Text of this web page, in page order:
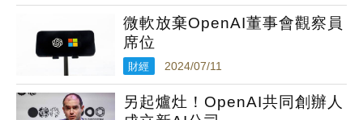
微軟放棄OpenAI董事會觀察員
席位
財經 2024/07/11
另起爐灶！OpenAI共同創辦人